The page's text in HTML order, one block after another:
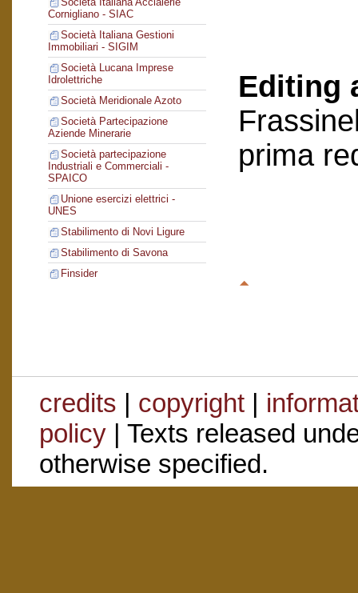
Cornigliano - SIAC
Società Italiana Gestioni
Immobiliari - SIGIM
Società Lucana Imprese
Idrolettriche
Società Meridionale Azoto
Società Partecipazione
Aziende Minerarie
Società partecipazione
Industriali e Commerciali -
SPAICO
Unione esercizi elettrici -
UNES
Stabilimento di Novi Ligure
Stabilimento di Savona
Finsider
Editing
prima
credits | copyright|
policy| Texts released
otherwise specified.